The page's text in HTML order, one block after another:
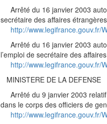
Arrêté du 16 janvier 2003
secrétaire des affaires
http://www.legifrance.gouv.fr/
Arrêté du 16 janvier 2003
l’emploi de secrétaire des
http://www.legifrance.gouv.fr/
MINISTERE DE LA DEFENSE
Arrêté du 9 janvier 2003 relatif
dans le corps des officiers de
http://www.legifrance.gouv.fr/